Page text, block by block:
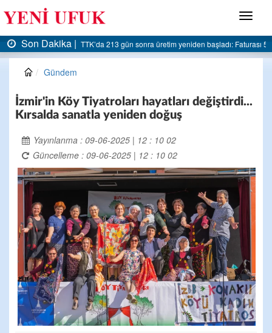
Menü
Son Dakika | AK Parti Ereğli İlçe Başkanlığı’ndan belediyeye sert
Gündem
İzmir'in Köy Tiyatroları hayatları değiştirdi...
Kırsalda sanatla yeniden doğuş
Yayınlanma : 09-06-2025 | 12 : 10 02
Güncelleme : 09-06-2025 | 12 : 10 02